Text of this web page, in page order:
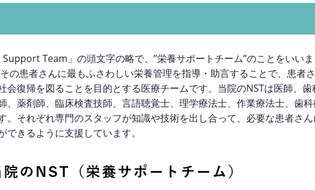
Team」の頭文字の略で、”栄養サポートチーム”のことをいいま
の患者さんに最もふさわしい栄養管理を指導・助言することで、患者
会復帰を図ることを目的とする医療チームです。当院のNSTは医師、歯
、薬剤師、臨床検査技師、言語聴覚士、理学療法士、作業療法士、歯
。それぞれ専門のスタッフが知識や技術を出し合って、必要な患者さ
きるように支援しています。